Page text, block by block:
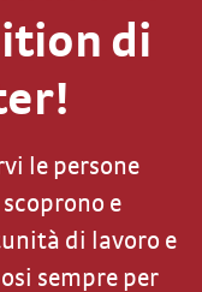
di
le persone
e
di lavoro e
sempre per